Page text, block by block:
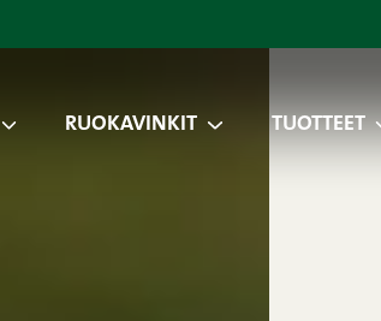
RUOKAVINKIT TUOTTEET